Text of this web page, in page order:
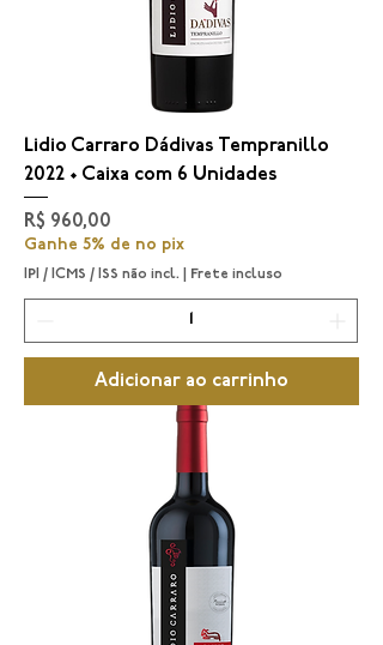
Lidio Carraro Dádivas Tempranillo
2022 • Caixa com 6 Unidades
Preço
R$ 960,00
Ganhe 5% de no pix
IPI / ICMS / ISS não incl. Frete incluso
Adicionar ao carrinho